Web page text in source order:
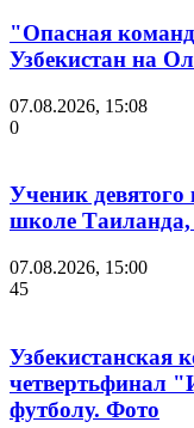
"Опасная
Узбекистан на
07.08.2026, 15:08
0
Ученик девятого
школе Таиланда,
07.08.2026, 15:00
45
Узбекистанская
четвертьфинал
футболу. Фото